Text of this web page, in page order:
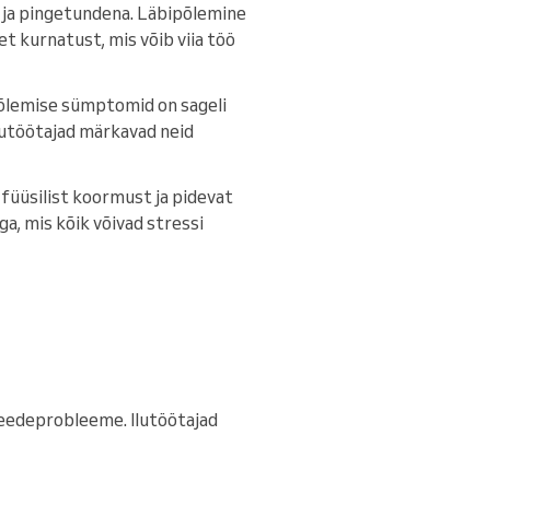
pingetundena. Läbipõlemine
kurnatust, mis võib viia töö
sümptomid on sageli
märkavad neid
füüsilist koormust ja pidevat
mis kõik võivad stressi
Ilutöötajad